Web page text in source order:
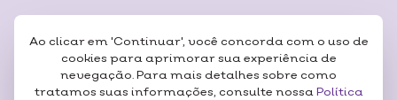
Ao clicar em 'Continuar', você concorda com o uso de
cookies para aprimorar sua experiência de
nevegação. Para mais detalhes sobre como
tratamos suas informações, consulte nossa Política